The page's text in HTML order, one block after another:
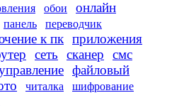
обои
онлайн
панель
переводчик
к пк приложения
сеть сканер
смс
файловый
читалка
шифрование